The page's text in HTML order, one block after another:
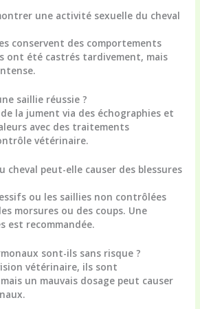
une activité sexuelle du cheval
conservent des comportements
ont été castrés tardivement, mais
saillie réussie ?
la jument via des échographies et
avec des traitements
vétérinaire.
cheval peut-elle causer des blessures
ou les saillies non contrôlées
morsures ou des coups. Une
est recommandée.
sont-ils sans risque ?
vétérinaire, ils sont
un mauvais dosage peut causer